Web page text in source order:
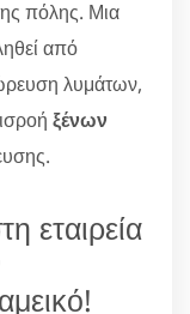
πόλης. Μια
από
λυμάτων,
ξένων
εταιρεία